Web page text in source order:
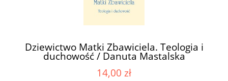
Dziewictwo Matki Zbawiciela. Teologia i
duchowość / Danuta Mastalska
14,00 zł